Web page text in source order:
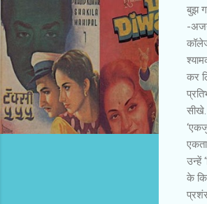
बुझ
-
कर
उन्हें
के